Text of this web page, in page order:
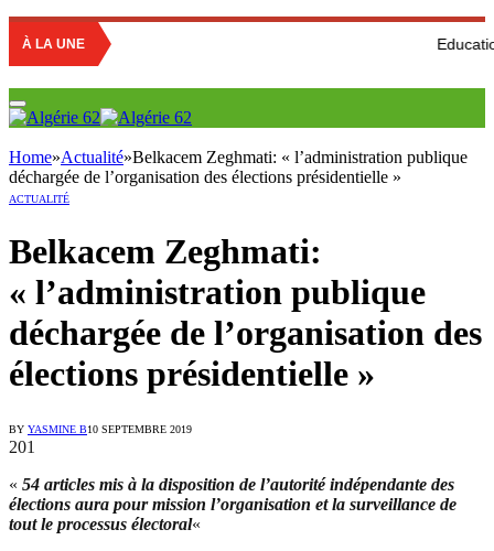
À LA UNE Education nationale :
Home»Actualité»Belkacem Zeghmati: « l’administration publique
déchargée de l’organisation des élections présidentielle »
ACTUALITÉ
Belkacem Zeghmati:
« l’administration publique
déchargée de l’organisation des
élections présidentielle »
BY YASMINE B10 SEPTEMBRE 2019
201
« 54 articles mis à la disposition de l’autorité indépendante des
élections aura pour mission l’organisation et la surveillance de
tout le processus électoral«